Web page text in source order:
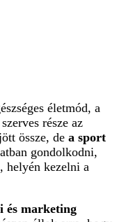
életmód, a
része az
össze, dea sport
gondolkodni,
helyén kezelni a
és marketing